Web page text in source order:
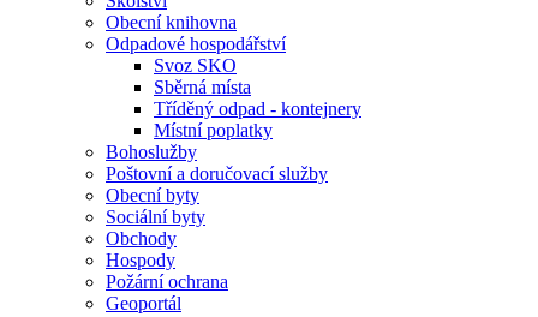
Obecní knihovna
Odpadové hospodářství
Svoz SKO
Sběrná místa
Tříděný odpad - kontejnery
Místní poplatky
Bohoslužby
Poštovní a doručovací služby
Obecní byty
Sociální byty
Obchody
Hospody
Požární ochrana
Geoportál